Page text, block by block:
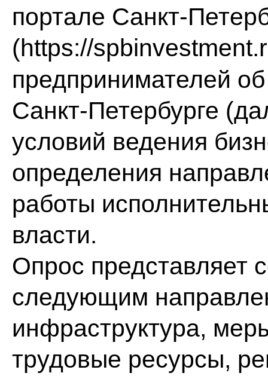
портале Санкт-
(https://
предпринимателей
Санкт-Петербурге
условий ведения
определения
работы
власти.
Опрос представляет
следующим
инфраструктура,
трудовые ресурсы,